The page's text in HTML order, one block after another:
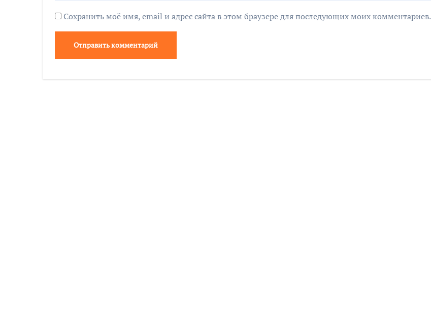
Сохранить моё имя, email и адрес сайта в этом браузере для последующих моих комментариев.